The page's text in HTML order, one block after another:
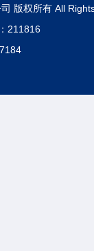
版权所有 All
211816